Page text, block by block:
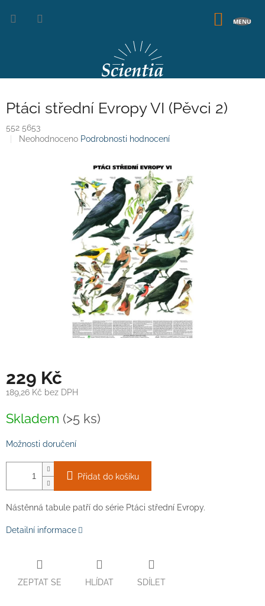
Ptáci střední Evropy VI (Pěvci 2)
552 5653
Průměrné
Neohodnoceno Podrobnosti hodnocení
229 Kč
189,26 Kč bez DPH
cena:
Skladem (>5 ks)
Možnosti doručení
Přidat do košíku
Nástěnná tabule patří do série Ptáci střední Evropy.
Detailní informace
ZEPTAT SE HLÍDAT SDÍLET